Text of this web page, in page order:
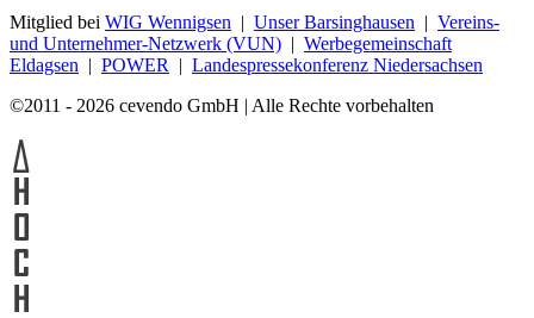
Mitglied bei WIG Wennigsen | Unser Barsinghausen | Vereins-
und Unternehmer-Netzwerk (VUN) | Werbegemeinschaft
Eldagsen | POWER | Landespressekonferenz Niedersachsen
©2011 - 2026 cevendo GmbH | Alle Rechte vorbehalten